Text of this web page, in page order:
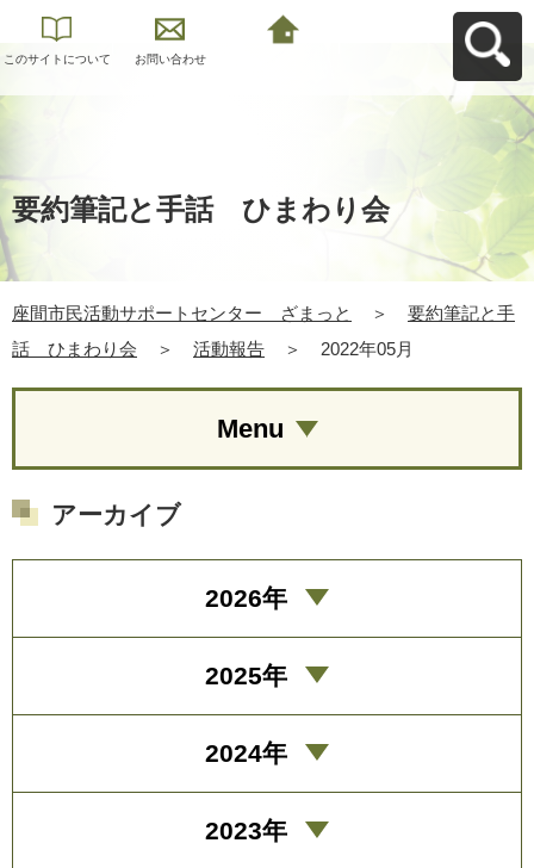
このサイトについて お問い合わせ
要約筆記と手話 ひまわり会
座間市民活動サポートセンター ざまっと ＞
要約筆記と手
話 ひまわり会
＞ 活動報告 ＞ 2022年05月
Menu
アーカイブ
2026年
2025年
2024年
2023年